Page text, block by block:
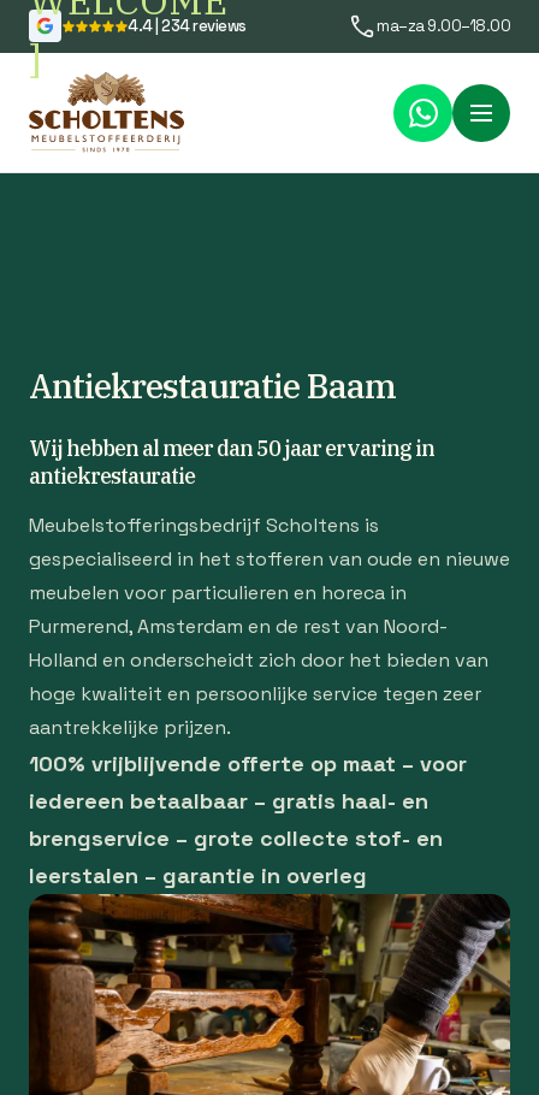
]
4.4 | 234 reviews ma–za 9.00–18.00
Menu
Antiekrestauratie Baam
Wij hebben al meer dan 50 jaar ervaring in
antiekrestauratie
Meubelstofferingsbedrijf Scholtens is
gespecialiseerd in het stofferen van oude en nieuwe
meubelen voor particulieren en horeca in
Purmerend, Amsterdam en de rest van Noord-
Holland en onderscheidt zich door het bieden van
hoge kwaliteit en persoonlijke service tegen zeer
aantrekkelijke prijzen.
100% vrijblijvende offerte op maat – voor
iedereen betaalbaar – gratis haal- en
brengservice – grote collecte stof- en
leerstalen – garantie in overleg